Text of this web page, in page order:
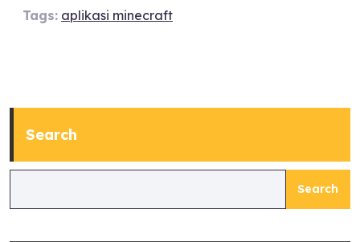
Tags: aplikasi minecraft
Search
Search